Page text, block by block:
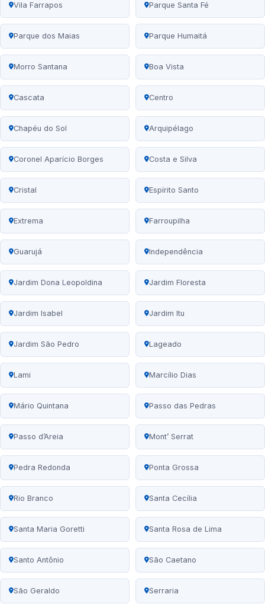
Vila Farrapos Parque Santa Fé
Parque dos Maias Parque Humaitá
Morro Santana Boa Vista
Cascata Centro
Chapéu do Sol Arquipélago
Coronel Aparício Borges Costa e Silva
Cristal Espírito Santo
Extrema Farroupilha
Guarujá Independência
Jardim Dona Leopoldina Jardim Floresta
Jardim Isabel Jardim Itu
Jardim São Pedro Lageado
Lami Marcílio Dias
Mário Quintana Passo das Pedras
Passo d’Areia Mont’ Serrat
Pedra Redonda Ponta Grossa
Rio Branco Santa Cecília
Santa Maria Goretti Santa Rosa de Lima
Santo Antônio São Caetano
São Geraldo Serraria